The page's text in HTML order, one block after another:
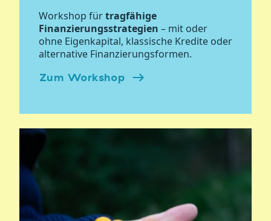
Workshop fürtragfähige
Finanzierungsstrategien – mit oder
ohne Eigenkapital, klassische Kredite oder
alternative Finanzierungsformen.
Zum Workshop